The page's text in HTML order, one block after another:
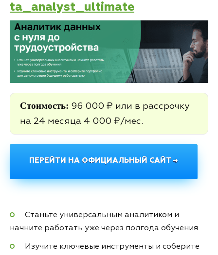
ta_analyst_ultimate
Стоимость: 96 000 ₽ или в рассрочку
на 24 месяца 4 000 ₽/мес.
ПЕРЕЙТИ НА ОФИЦИАЛЬНЫЙ САЙТ →
Станьте универсальным аналитиком и
начните работать уже через полгода обучения
Изучите ключевые инструменты и соберите